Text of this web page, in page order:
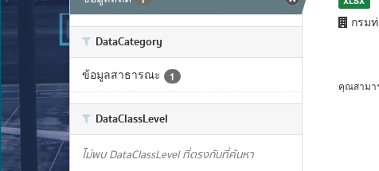
DataCategory
ข้อมูลสาธารณะ 1
DataClassLevel
ไม่พบ DataClassLevel ที่ตรงกับที่ค้นหา
กรม
คุณสามา